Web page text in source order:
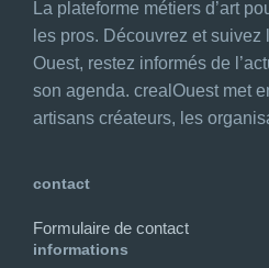
La plateforme métiers d’art
les pros. Découvrez et suivez
Ouest, restez informés de
son agenda. crealOuest met
artisans créateurs, les
contact
Formulaire de contact
informations